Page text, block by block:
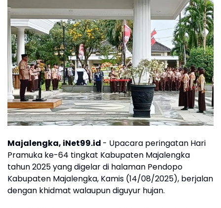
Majalengka, iNet99.id - Upacara peringatan Hari
Pramuka ke-64 tingkat Kabupaten Majalengka
tahun 2025 yang digelar di halaman Pendopo
Kabupaten Majalengka, Kamis (14/08/2025), berjalan
dengan khidmat walaupun diguyur hujan.